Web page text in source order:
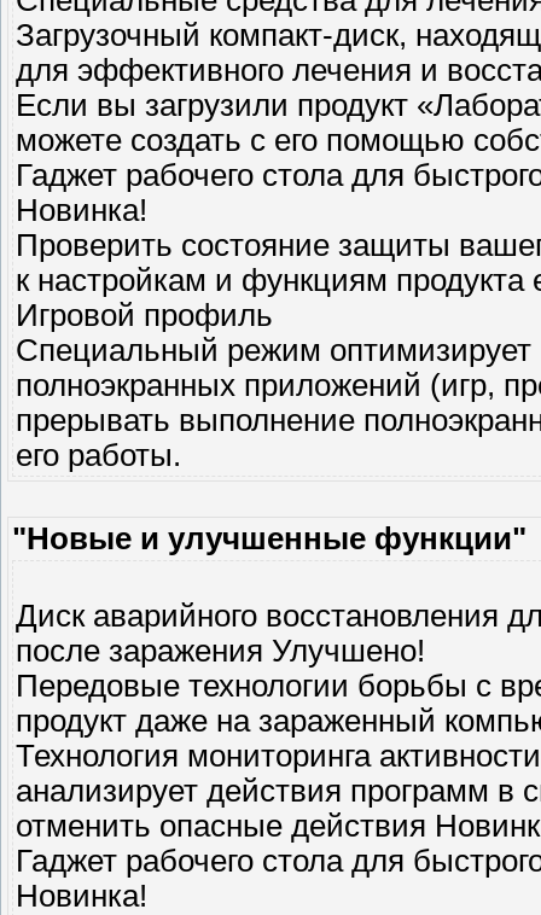
Загрузочный компакт-диск,
для эффективного лечения и
Если вы загрузили продукт
можете создать с его помощью
Гаджет рабочего стола для
Новинка!
Проверить состояние защиты
к настройкам и функциям
Игровой профиль
Специальный режим оптимизирует
полноэкранных приложений (игр,
прерывать выполнение
его работы.
"Новые и улучшенные функции"
Диск аварийного восстановления
после заражения Улучшено!
Передовые технологии борьбы с
продукт даже на зараженный
Технология мониторинга
анализирует действия программ в
отменить опасные действия
Гаджет рабочего стола для
Новинка!